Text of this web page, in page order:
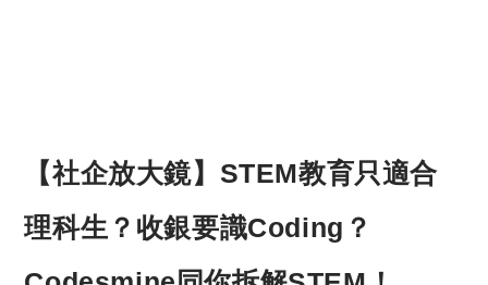
【社企放大鏡】STEM教育只適合
理科生？收銀要識Coding？